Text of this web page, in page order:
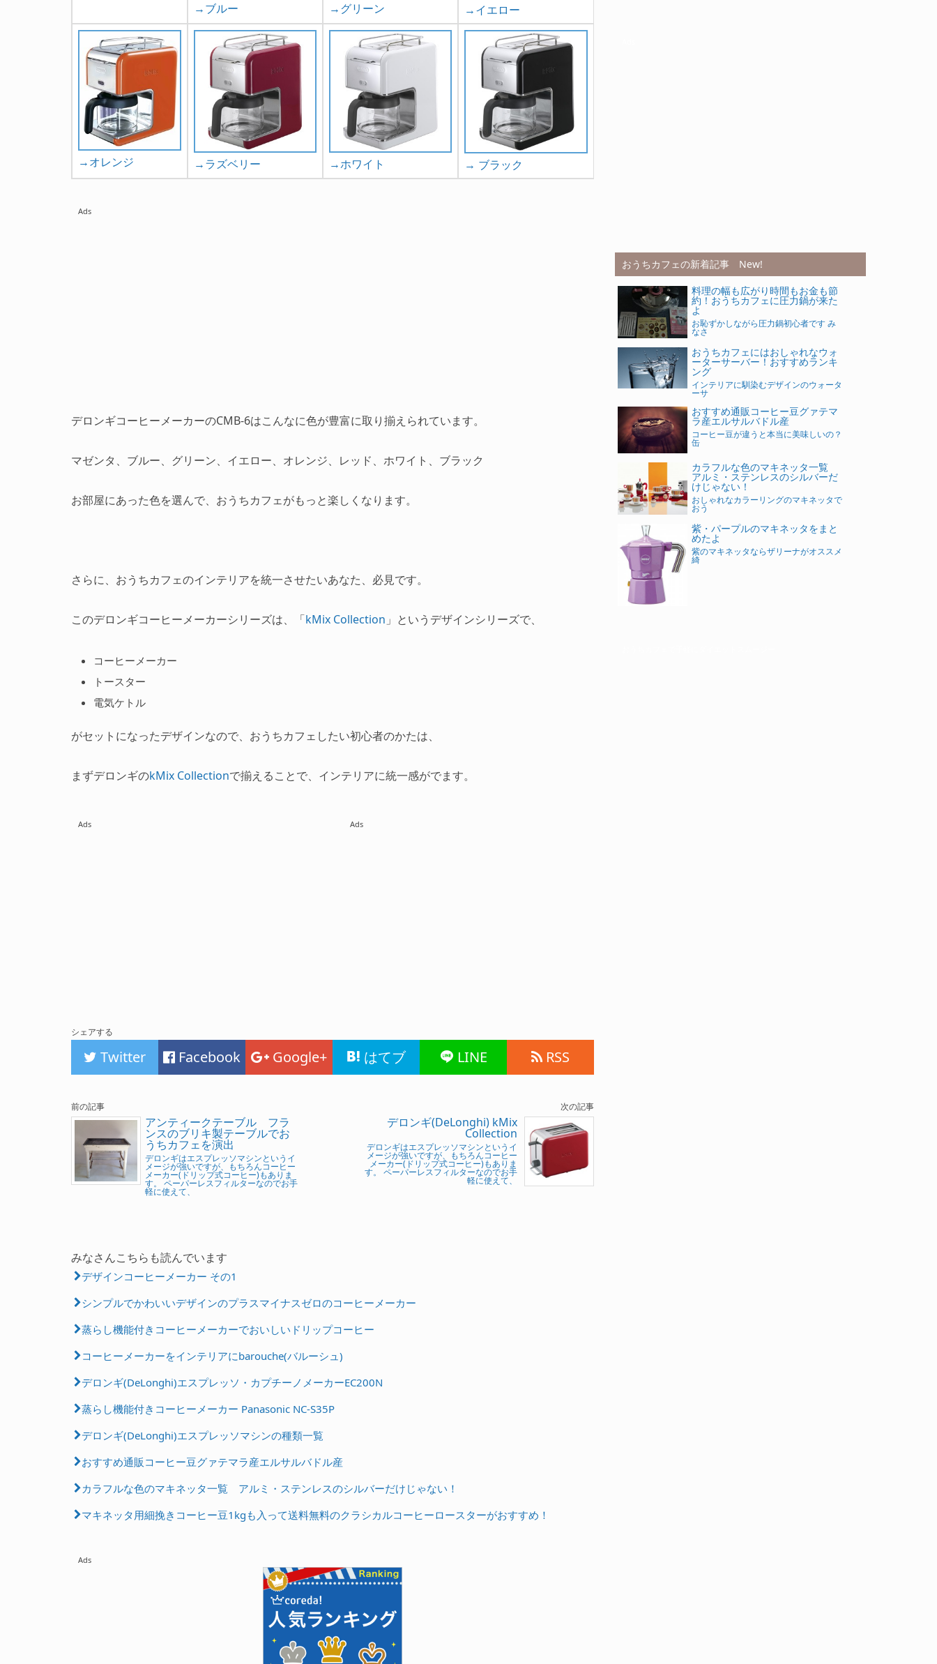
→ブルー
→グリーン →イエロー
→オレンジ →ラズベリー →ホワイト → ブラック
Ads
デロンギコーヒーメーカーのCMB-6はこんなに色が豊富に取り揃えられています。
マゼンタ、ブルー、グリーン、イエロー、オレンジ、レッド、ホワイト、ブラック
お部屋にあった色を選んで、おうちカフェがもっと楽しくなります。
さらに、おうちカフェのインテリアを統一させたいあなた、必見です。
このデロンギコーヒーメーカーシリーズは、「kMix Collection 」というデザインシリーズで、
コーヒーメーカー
トースター
電気ケトル
がセットになったデザインなので、おうちカフェしたい初心者のかたは、
まずデロンギのkMix Collectionで揃えることで、インテリアに統一感がでます。
Ads Ads
シェアする
Twitter Facebook Google+ はてブ LINE RSS
前の記事
アンティークテーブル フラ
ンスのブリキ製テーブルでお
うちカフェを演出
デロンギはエスプレッソマシンというイ
メージが強いですが、もちろんコーヒー
メーカー(ドリップ式コーヒー)もありま
す。 ペーパーレスフィルターなのでお手
軽に使えて、
次の記事
デロンギ(DeLonghi) kMix
Collection
デロンギはエスプレッソマシンというイ
メージが強いですが、もちろんコーヒー
メーカー(ドリップ式コーヒー)もありま
す。 ペーパーレスフィルターなのでお手
軽に使えて、
みなさんこちらも読んでいます
デザインコーヒーメーカー その1
シンプルでかわいいデザインのプラスマイナスゼロのコーヒーメーカー
蒸らし機能付きコーヒーメーカーでおいしいドリップコーヒー
コーヒーメーカーをインテリアにbarouche(バルーシュ)
デロンギ(DeLonghi)エスプレッソ・カプチーノメーカーEC200N
蒸らし機能付きコーヒーメーカー Panasonic NC-S35P
デロンギ(DeLonghi)エスプレッソマシンの種類一覧
おすすめ通販コーヒー豆グァテマラ産エルサルバドル産
カラフルな色のマキネッタ一覧 アルミ・ステンレスのシルバーだけじゃない！
マキネッタ用細挽きコーヒー豆1kgも入って送料無料のクラシカルコーヒーロースターがおすすめ！
Ads
おうちカフェの新着記事 New!
料理の幅も広がり時間もお金も節
約！おうちカフェに圧力鍋が来た
よ
お恥ずかしながら圧力鍋初心者です み
なさ
おうちカフェにはおしゃれなウォ
ーターサーバー！おすすめランキ
ング
インテリアに馴染むデザインのウォータ
ーサ
おすすめ通販コーヒー豆グァテマ
ラ産エルサルバドル産
コーヒー豆が違うと本当に美味しいの？
缶
カラフルな色のマキネッタ一覧
アルミ・ステンレスのシルバーだ
けじゃない！
おしゃれなカラーリングのマキネッタで
おう
紫・パープルのマキネッタをまと
めたよ
紫のマキネッタならザリーナがオススメ
綺